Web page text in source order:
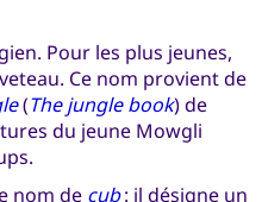
Pour les plus jeunes,
Ce nom provient de
(The jungle book) de
du jeune Mowgli
nom de cub: il désigne un